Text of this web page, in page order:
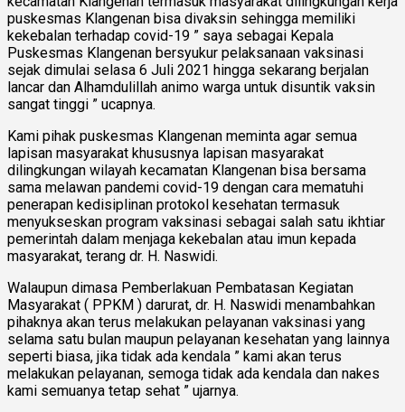
puskesmas Klangenan bisa divaksin sehingga memiliki
kekebalan terhadap covid-19 ” saya sebagai Kepala
Puskesmas Klangenan bersyukur pelaksanaan vaksinasi
sejak dimulai selasa 6 Juli 2021 hingga sekarang berjalan
lancar dan Alhamdulillah animo warga untuk disuntik vaksin
sangat tinggi ” ucapnya.
Kami pihak puskesmas Klangenan meminta agar semua
lapisan masyarakat khususnya lapisan masyarakat
dilingkungan wilayah kecamatan Klangenan bisa bersama
sama melawan pandemi covid-19 dengan cara mematuhi
penerapan kedisiplinan protokol kesehatan termasuk
menyukseskan program vaksinasi sebagai salah satu ikhtiar
pemerintah dalam menjaga kekebalan atau imun kepada
masyarakat, terang dr. H. Naswidi.
Walaupun dimasa Pemberlakuan Pembatasan Kegiatan
Masyarakat ( PPKM ) darurat, dr. H. Naswidi menambahkan
pihaknya akan terus melakukan pelayanan vaksinasi yang
selama satu bulan maupun pelayanan kesehatan yang lainnya
seperti biasa, jika tidak ada kendala ” kami akan terus
melakukan pelayanan, semoga tidak ada kendala dan nakes
kami semuanya tetap sehat ” ujarnya.